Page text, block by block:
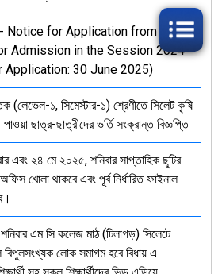
Notice for Application from
Admission in the Session 2024-
30 June 2025)
(লেভেল-১, সিমেস্টার-১) শ্রেণীতে সিলেট কৃষি
ছাত্র-ছাত্রীদের ভর্তি সংক্রান্ত বিজ্ঞপ্তি
এবং ২৪ মে ২০২৫, শনিবার সাপ্তাহিক ছুটির
খোলা থাকবে এবং পূর্ব নির্ধারিত ফাইনাল
এম সি কলেজ মাঠ (টিলাগড়) সিলেটে
লোক সমাগম হবে বিধায় এ